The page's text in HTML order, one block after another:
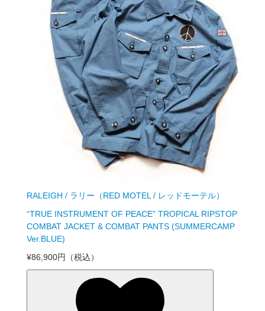
RALEIGH / ラリー（RED MOTEL / レッドモーテル）
“TRUE INSTRUMENT OF PEACE” TROPICAL RIPSTOP
COMBAT JACKET & COMBAT PANTS (SUMMERCAMP
Ver.BLUE)
¥86,900円
（税込）